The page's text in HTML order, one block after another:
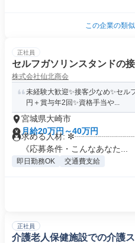
この企業の類
正社員
セルフガソリンスタンドの
株式会社仙北商会
未経験大歓迎✨接客少なめ✨セル
円＋賞与年2回✨資格手当や...
宮城県大崎市
月給20万円～40万円
求める人材:
《応募条件・こんなあなた...
即日勤務OK 交通費支給
正社員
介護老人保健施設での介護